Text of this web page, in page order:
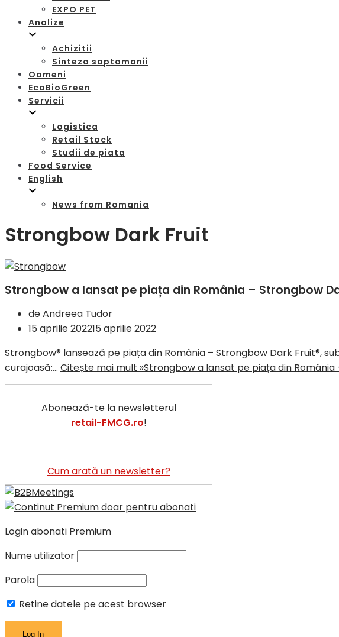
EXPO PET
Analize
Achizitii
Sinteza saptamanii
Oameni
EcoBioGreen
Servicii
Logistica
Retail Stock
Studii de piata
Food Service
English
News from Romania
Strongbow Dark Fruit
Strongbow a lansat pe piața din România – Strongbow
deAndreea Tudor
15 aprilie 202215 aprilie 2022
Strongbow® lansează pe piața din România – Strongbow Dark Fruit®,
curajoasă:… Citește mai mult »Strongbow a lansat pe piața din
Abonează-te la newsletterul
retail-FMCG.ro!
Cum arată un newsletter?
Login abonati Premium
Nume utilizator
Parola
Retine datele pe acest browser